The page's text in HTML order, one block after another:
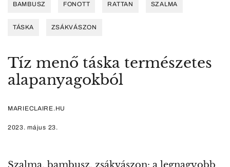
BAMBUSZ FONOTT RATTAN SZALMA
TÁSKA ZSÁKVÁSZON
Tíz menő táska természetes
alapanyagokból
MARIECLAIRE.HU
2023. május 23.